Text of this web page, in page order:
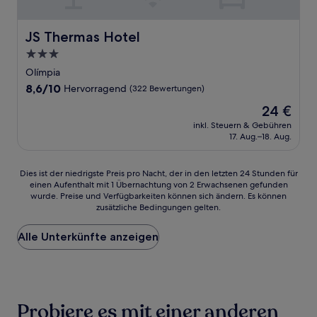
JS Thermas Hotel
JS Thermas Hotel
3.0-
Sterne-
Unterkunft
Olímpia
8.6
8,6/10 Hervorragend (322 Bewertungen)
Der
Preis
beträgt
24 €
inkl. Steuern & Gebühren
17. Aug.–18. Aug.
Dies
der
Preis
pro
Nacht,
24 Stunden
Dies ist der niedrigste Preis pro Nacht, der in den letzten 24 Stunden für
einen Aufenthalt mit 1 Übernachtung von 2 Erwachsenen gefunden
wurde. Preise und Verfügbarkeiten können sich ändern. Es können
zusätzliche Bedingungen gelten.
Alle Unterkünfte anzeigen